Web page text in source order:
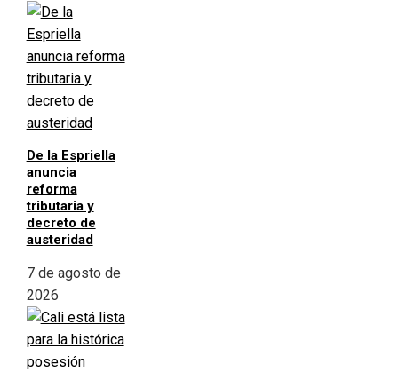
De la Espriella
anuncia
reforma
tributaria y
decreto de
austeridad
7 de agosto de
2026